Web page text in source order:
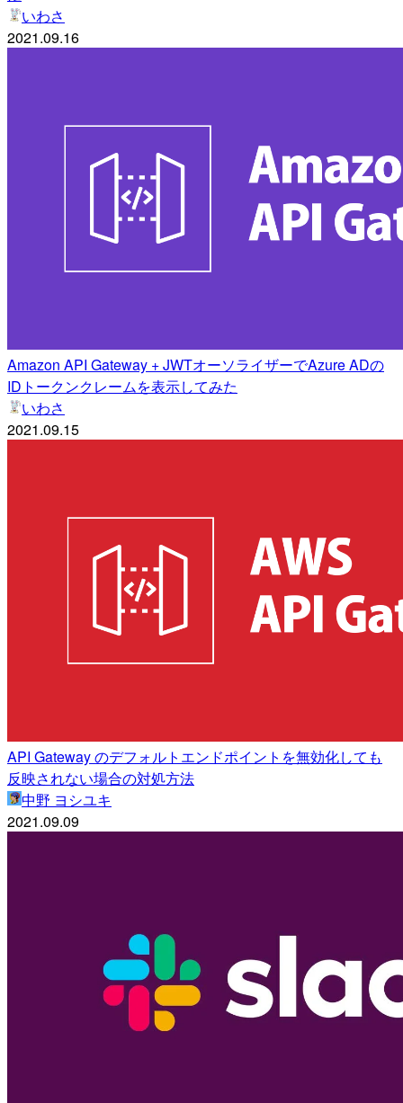
いわさ
2021.09.16
Amazon API Gateway + JWTオーソライザーでAzure ADの
IDトークンクレームを表示してみた
いわさ
2021.09.15
API Gateway のデフォルトエンドポイントを無効化しても
反映されない場合の対処方法
中野 ヨシユキ
2021.09.09